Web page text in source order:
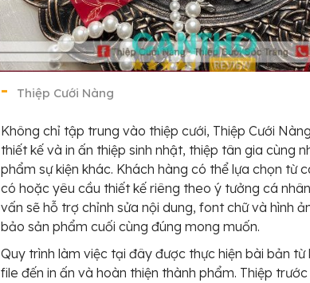
Thiệp Cưới Nàng
Không chỉ tập trung vào thiệp cưới, Thiệp Cưới
thiết kế và in ấn thiệp sinh nhật, thiệp tân gia cùng
phẩm sự kiện khác. Khách hàng có thể lựa chọn từ
có hoặc yêu cầu thiết kế riêng theo ý tưởng cá
vấn sẽ hỗ trợ chỉnh sửa nội dung, font chữ và hình
bảo sản phẩm cuối cùng đúng mong muốn.
Quy trình làm việc tại đây được thực hiện bài bản từ
file đến in ấn và hoàn thiện thành phẩm. Thiệp trước